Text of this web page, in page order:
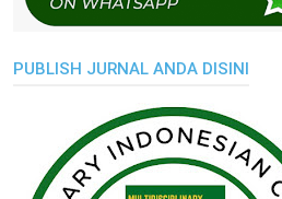
PUBLISH JURNAL ANDA DISINI